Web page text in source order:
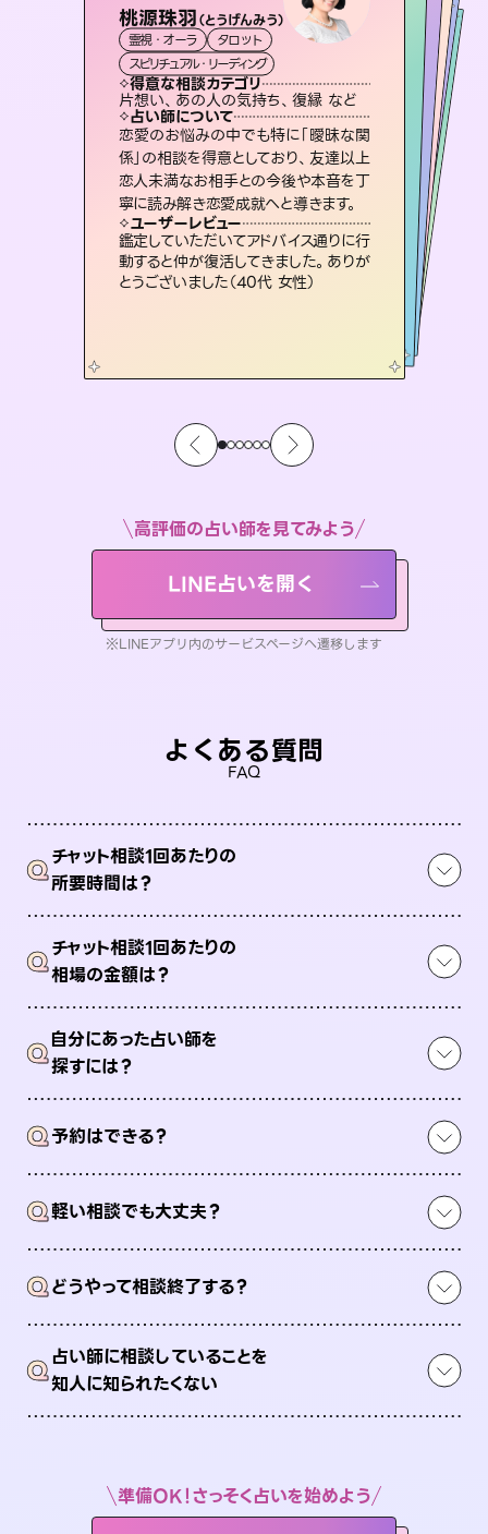
桃源珠羽（とうげんみう）
霊視・オーラ
タロット
スピリチュアル・リーディング
得意な相談カテゴリ
片想い、あの人の気持ち、復縁 など
占い師について
恋愛のお悩みの中でも特に「曖昧な関
係」の相談を得意としており、友達以上
恋人未満なお相手との今後や本音を丁
寧に読み解き恋愛成就へと導きます。
ユーザーレビュー
鑑定していただいてアドバイス通りに行
動すると仲が復活してきました。ありが
とうございました（40代 女性）
セラピスト理恵
霊視・オーラ タロット
スピリチュアル・リーディング
得意な相談カテゴリ
片想い、二人の未来、年の差 など
占い師について
連絡再開、復縁、成就などの報告実績
多数。セラピストとして2万超の施術経
験があるからこそできる鑑定で、より良
い未来をサポートします。
ユーザーレビュー
とても心温まる鑑定でした。しかもこち
らは何も言っていないのに視えていらっ
しゃるんだなと驚きです（30代女性）
アイリス -iris-
西洋占星術 タロット
ルーン
得意な相談カテゴリ
恋愛総合、片想い、二人の未来 など
占い師について
復縁、恋愛、不倫の行方、同性愛や片
思い、仕事関係や借金問題まで知りた
いことや心の負担になっていることを
紐解き、背中をそっと押して導きます。
ユーザーレビュー
安心感のあり、言い切ってくれる所や濁
さない鑑定のおかげで、毎回自分の気
持ちを整えられます（30代 男性）
おう 霊感オラクル
霊視・オーラ
オラクルカード
得意な相談カテゴリ
恋愛総合、あの人の気持ち など
占い師について
霊視×オラクルカードを使って「今」と「未来」そして「気になるあの人の気持ち」まで丁寧に読み解き、恋や人生のヒントを優しく引き出します。
ユーザーレビュー
不安な気持ちが嘘みたいに晴れまし
た…！よく視えていらっしゃるんだなと
感じました（40代 女性）
未来視師＊花
霊視・オーラ
スピリチュアル・リーディング
得意な相談カテゴリ
出逢い、片想い、復縁 など
占い師について
未来には何パターンもの選択肢があり
ます。不安で視えにくくなっているあな
たの素敵な未来を見つけ、その未来を
選択できるようアドバイスします。
ユーザーレビュー
職場の人の性質や人間関係、本心など
本当によく視えていてびっくり。対策が
打てて前向きになれます（40代）
彗望（すいぼう
霊視・オーラ
スピリチュアル・リーディング
得意な相談カテゴリ
片想い、あの人の気持ち、復縁 など
占い師について
3,700年以上の歴史を持つ東洋最古の
占術「易占」で詳細まで占い、幸せへ向
かう道筋を示します。厳しい結果にも具
体的な対策をお伝えします。
ユーザーレビュー
複雑な背景もしっかり聞いて鑑定して
いただけました。気持ちが楽になりまし
た（50代 女性）
高評価の占い師を見てみよう
LINE占いを開く
※LINEアプリ内のサービスページへ遷移します
よくある質問
FAQ
Qチャット相談1回あたりの
所要時間は？
Qチャット相談1回あたりの
相場の金額は？
Q自分にあった占い師を
探すには？
Q予約はできる？
Q軽い相談でも大丈夫？
Qどうやって相談終了する？
Q占い師に相談していることを
知人に知られたくない
準備OK！さっそく占いを始めよう